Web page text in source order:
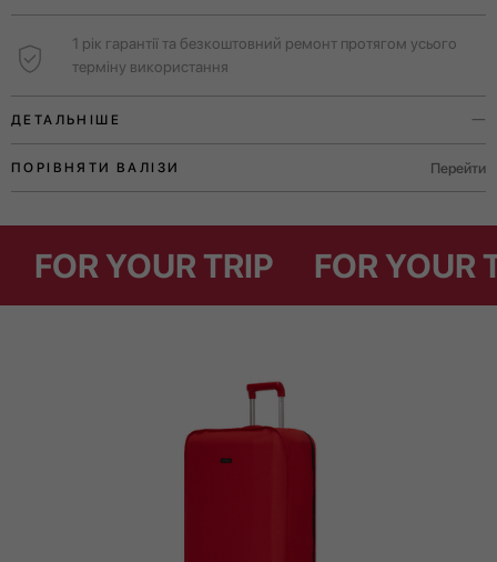
1 рік гарантії та безкоштовний ремонт протягом усього
терміну використання
ДЕТАЛЬНІШЕ
Вбудовані ваги допоможуть вам самостійно дізнатись вагу вашого
багажу ще до прибуття в аеропорт.
транспортування як у вертикальному, так і в горизонтальному
положенні.
ПОРІВНЯТИ ВАЛІЗИ Перейти
FOR YOUR TRIP FOR